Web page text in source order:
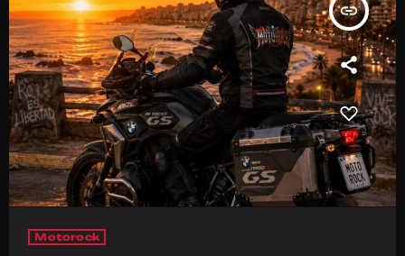
insert_link
Motorock